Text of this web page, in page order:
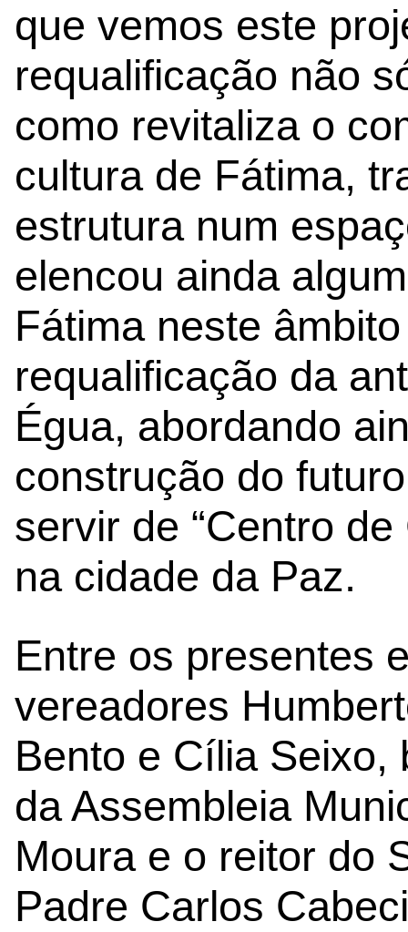
que vemos este
requalificação não
como revitaliza o
cultura de Fátima,
estrutura num
elencou ainda
Fátima neste
requalificação da
Égua, abordando
construção do
servir de “Centro
na cidade da Paz.
Entre os presentes
vereadores
Bento e Cília Seixo,
da Assembleia
Moura e o reitor do
Padre Carlos